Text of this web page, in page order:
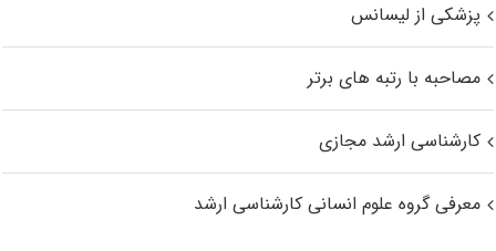
پزشکی از لیسانس
مصاحبه با رتبه های برتر
کارشناسی ارشد مجازی
معرفی گروه علوم انسانی کارشناسی ارشد